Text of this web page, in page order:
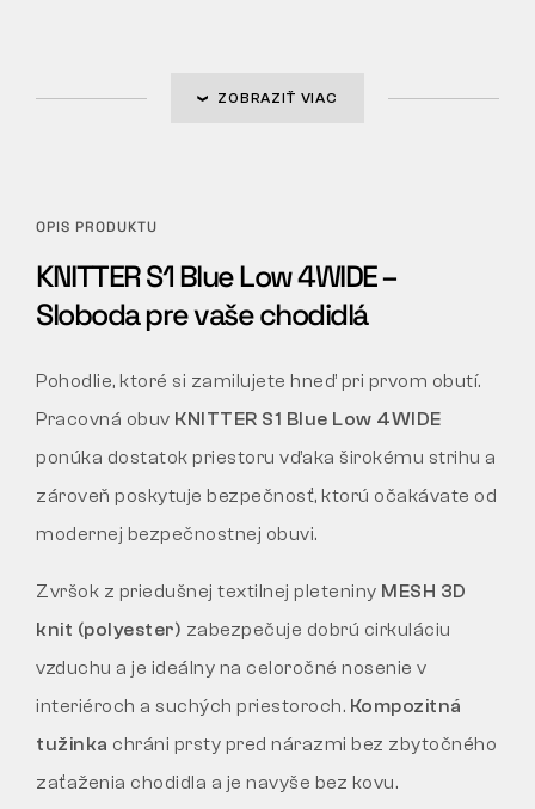
ZOBRAZIŤ VIAC
OPIS PRODUKTU
KNITTER S1 Blue Low 4WIDE –
Sloboda pre vaše chodidlá
Pohodlie, ktoré si zamilujete hneď pri prvom obutí.
Pracovná obuv KNITTER S1 Blue Low 4WIDE
ponúka dostatok priestoru vďaka širokému strihu a
zároveň poskytuje bezpečnosť, ktorú očakávate od
modernej bezpečnostnej obuvi.
Zvršok z priedušnej textilnej pleteniny MESH 3D
knit (polyester) zabezpečuje dobrú cirkuláciu
vzduchu a je ideálny na celoročné nosenie v
interiéroch a suchých priestoroch. Kompozitná
tužinka chráni prsty pred nárazmi bez zbytočného
zaťaženia chodidla a je navyše bez kovu.